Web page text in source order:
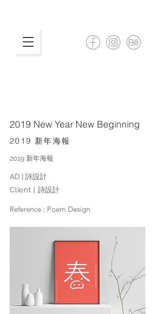
2019 New Year New Beginning
2019 新年海報
2019 新年海報
AD | 詩設計
Client | 詩設計
Reference : Poem Design